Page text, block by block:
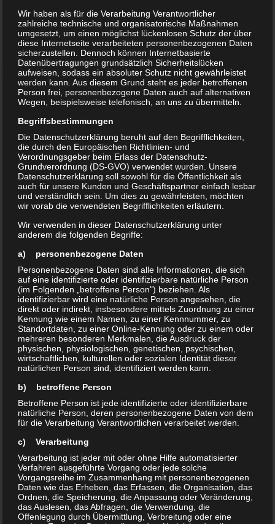
Jedes Kind liebt es zu tanzen. Bei den Phoenix
Kids geben wir Kindern ab 6 Jahren ein erstes
Rhythmusgefühl mit an die Hand. Sie tauchen
erstmalig in die verschiedensten Styles ein, die
Hip Hop zu bieten hat. Getanzt werden
einfache Grundschritte zu Hip Hop, Funky-
Music und Breakbeats. Die ersten kleinen
Choreographien warten nur darauf, von
coolen Kids getanzt zu werden. Bei den
Phoenix Kids stehen Spiel, Spaß und ein
Einstieg in das Hip Hop-Tanzen im
Vordergrund.
Trainerin: Möö (Anja Möckel)
Wann? Donnerstags 17:00 Uhr – 18:00 Uhr
Wo? Sporthalle der SRH Oberschule,
Urnenstraße 22, 01257 Dresden
Wir haben als für die Verarbeitung Verantwortlicher
zahlreiche technische und organisatorische Maßnahmen
umgesetzt, um einen möglichst lückenlosen Schutz der über
diese Internetseite verarbeiteten personenbezogenen Daten
sicherzustellen. Dennoch können Internetbasierte
Datenübertragungen grundsätzlich Sicherheitslücken
aufweisen, sodass ein absoluter Schutz nicht gewährleistet
werden kann. Aus diesem Grund steht es jeder betroffenen
Person frei, personenbezogene Daten auch auf alternativen
Wegen, beispielsweise telefonisch, an uns zu übermitteln.
Begriffsbestimmungen
Die Datenschutzerklärung beruht auf den Begrifflichkeiten,
die durch den Europäischen Richtlinien- und
Verordnungsgeber beim Erlass der Datenschutz-
Grundverordnung (DS-GVO) verwendet wurden. Unsere
Datenschutzerklärung soll sowohl für die Öffentlichkeit als
auch für unsere Kunden und Geschäftspartner einfach lesbar
und verständlich sein. Um dies zu gewährleisten, möchten
wir vorab die verwendeten Begrifflichkeiten erläutern.
Wir verwenden in dieser Datenschutzerklärung unter
anderem die folgenden Begriffe:
a) personenbezogene Daten
Personenbezogene Daten sind alle Informationen, die sich
auf eine identifizierte oder identifizierbare natürliche Person
(im Folgenden „betroffene Person") beziehen. Als
identifizierbar wird eine natürliche Person angesehen, die
direkt oder indirekt, insbesondere mittels Zuordnung zu einer
Kennung wie einem Namen, zu einer Kennnummer, zu
Standortdaten, zu einer Online-Kennung oder zu einem oder
mehreren besonderen Merkmalen, die Ausdruck der
physischen, physiologischen, genetischen, psychischen,
wirtschaftlichen, kulturellen oder sozialen Identität dieser
natürlichen Person sind, identifiziert werden kann.
b) betroffene Person
Betroffene Person ist jede identifizierte oder identifizierbare
natürliche Person, deren personenbezogene Daten von dem
für die Verarbeitung Verantwortlichen verarbeitet werden.
c) Verarbeitung
Verarbeitung ist jeder mit oder ohne Hilfe automatisierter
Verfahren ausgeführte Vorgang oder jede solche
Vorgangsreihe im Zusammenhang mit personenbezogenen
Daten wie das Erheben, das Erfassen, die Organisation, das
Ordnen, die Speicherung, die Anpassung oder Veränderung,
das Auslesen, das Abfragen, die Verwendung, die
Offenlegung durch Übermittlung, Verbreitung oder eine